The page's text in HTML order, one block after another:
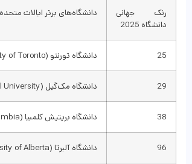
رنک جهانی
دانشگاه 2025
دانشگاه‌های برتر ایالات متحده
25 دانشگاه تورنتو (University of Toronto)
29 دانشگاه مک‌گیل (McGill University)
38 دانشگاه بریتیش کلمبیا (University of British Columbia)
96 دانشگاه آلبرتا (University of Alberta)